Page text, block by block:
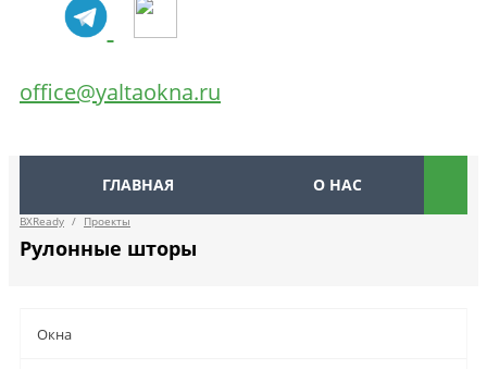
office@yaltaokna.ru
ГЛАВНАЯ О НАС
BXReady / Проекты
Рулонные шторы
Окна